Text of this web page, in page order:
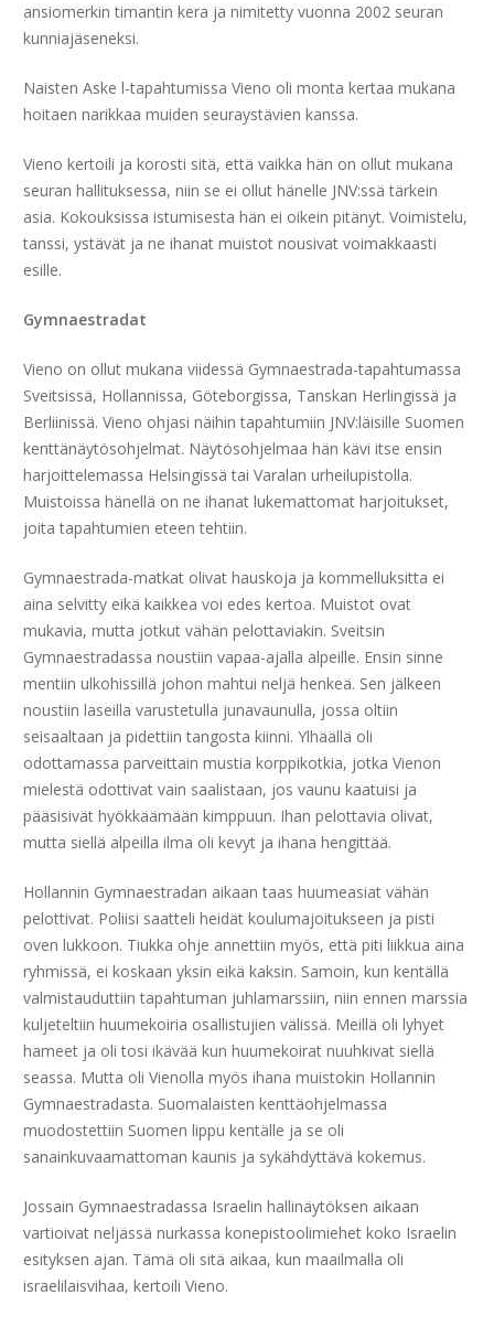
ansiomerkin timantin kera ja nimitetty vuonna 2002 seuran
kunniajäseneksi.
Naisten Aske l-tapahtumissa Vieno oli monta kertaa mukana
hoitaen narikkaa muiden seuraystävien kanssa.
Vieno kertoili ja korosti sitä, että vaikka hän on ollut mukana
seuran hallituksessa, niin se ei ollut hänelle JNV:ssä tärkein
asia. Kokouksissa istumisesta hän ei oikein pitänyt. Voimistelu,
tanssi, ystävät ja ne ihanat muistot nousivat voimakkaasti
esille.
Gymnaestradat
Vieno on ollut mukana viidessä Gymnaestrada-tapahtumassa
Sveitsissä, Hollannissa, Göteborgissa, Tanskan Herlingissä ja
Berliinissä. Vieno ohjasi näihin tapahtumiin JNV:läisille Suomen
kenttänäytösohjelmat. Näytösohjelmaa hän kävi itse ensin
harjoittelemassa Helsingissä tai Varalan urheilupistolla.
Muistoissa hänellä on ne ihanat lukemattomat harjoitukset,
joita tapahtumien eteen tehtiin.
Gymnaestrada-matkat olivat hauskoja ja kommelluksitta ei
aina selvitty eikä kaikkea voi edes kertoa. Muistot ovat
mukavia, mutta jotkut vähän pelottaviakin. Sveitsin
Gymnaestradassa noustiin vapaa-ajalla alpeille. Ensin sinne
mentiin ulkohissillä johon mahtui neljä henkeä. Sen jälkeen
noustiin laseilla varustetulla junavaunulla, jossa oltiin
seisaaltaan ja pidettiin tangosta kiinni. Ylhäällä oli
odottamassa parveittain mustia korppikotkia, jotka Vienon
mielestä odottivat vain saalistaan, jos vaunu kaatuisi ja
pääsisivät hyökkäämään kimppuun. Ihan pelottavia olivat,
mutta siellä alpeilla ilma oli kevyt ja ihana hengittää.
Hollannin Gymnaestradan aikaan taas huumeasiat vähän
pelottivat. Poliisi saatteli heidät koulumajoitukseen ja pisti
oven lukkoon. Tiukka ohje annettiin myös, että piti liikkua aina
ryhmissä, ei koskaan yksin eikä kaksin. Samoin, kun kentällä
valmistauduttiin tapahtuman juhlamarssiin, niin ennen marssia
kuljeteltiin huumekoiria osallistujien välissä. Meillä oli lyhyet
hameet ja oli tosi ikävää kun huumekoirat nuuhkivat siellä
seassa. Mutta oli Vienolla myös ihana muistokin Hollannin
Gymnaestradasta. Suomalaisten kenttäohjelmassa
muodostettiin Suomen lippu kentälle ja se oli
sanainkuvaamattoman kaunis ja sykähdyttävä kokemus.
Jossain Gymnaestradassa Israelin hallinäytöksen aikaan
vartioivat neljässä nurkassa konepistoolimiehet koko Israelin
esityksen ajan. Tämä oli sitä aikaa, kun maailmalla oli
israelilaisvihaa, kertoili Vieno.